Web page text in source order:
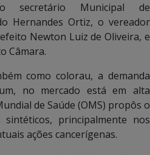
secretário Municipal de
Hernandes Ortiz, o vereador
Newton Luiz de Oliveira, e
Câmara.
como colorau, a demanda
no mercado está em alta
de Saúde (OMS) propôs o
principalmente nos
ações cancerígenas.